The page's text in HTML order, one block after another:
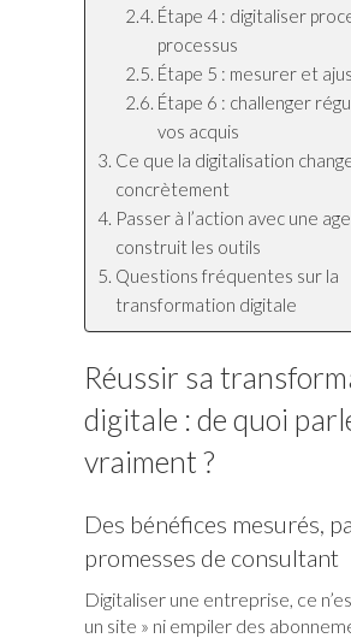
Étape 4 : digitaliser
processus
Étape 5 : mesurer et
Étape 6 : challenger
vos acquis
Ce que la digitalisation
concrètement
Passer à l’action avec une
construit les outils
Questions fréquentes sur la
transformation digitale
Réussir sa
digitale : de quoi
vraiment ?
Des bénéfices mesurés,
promesses de consultant
Digitaliser une entreprise, ce
un site » ni empiler des